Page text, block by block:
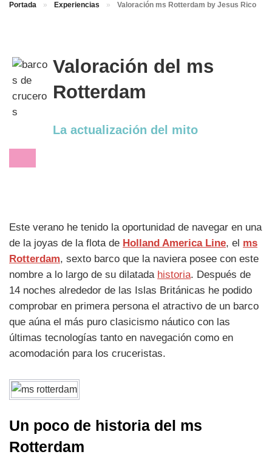
Portada » Experiencias » Valoración ms Rotterdam by Jesus Rico
Valoración del ms
Rotterdam
La actualización del mito
Este verano he tenido la oportunidad de navegar en una
de la joyas de la flota de Holland America Line, el ms
Rotterdam, sexto barco que la naviera posee con este
nombre a lo largo de su dilatada historia. Después de
14 noches alrededor de las Islas Británicas he podido
comprobar en primera persona el atractivo de un barco
que aúna el más puro clasicismo náutico con las
últimas tecnologías tanto en navegación como en
acomodación para los cruceristas.
Un poco de historia del ms
Rotterdam